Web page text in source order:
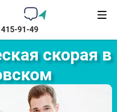
91-49
скорая в